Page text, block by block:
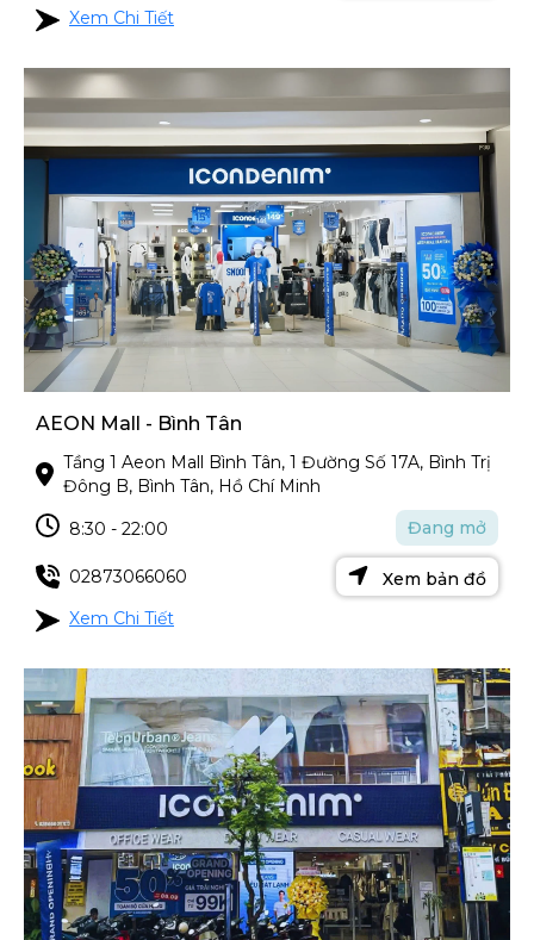
Xem Chi Tiết
AEON Mall - Bình Tân
Tầng 1 Aeon Mall Bình Tân, 1 Đường Số 17A, Bình Trị
Đông B, Bình Tân, Hồ Chí Minh
8:30 - 22:00 Đang mở
02873066060
Xem bản đồ
Xem Chi Tiết